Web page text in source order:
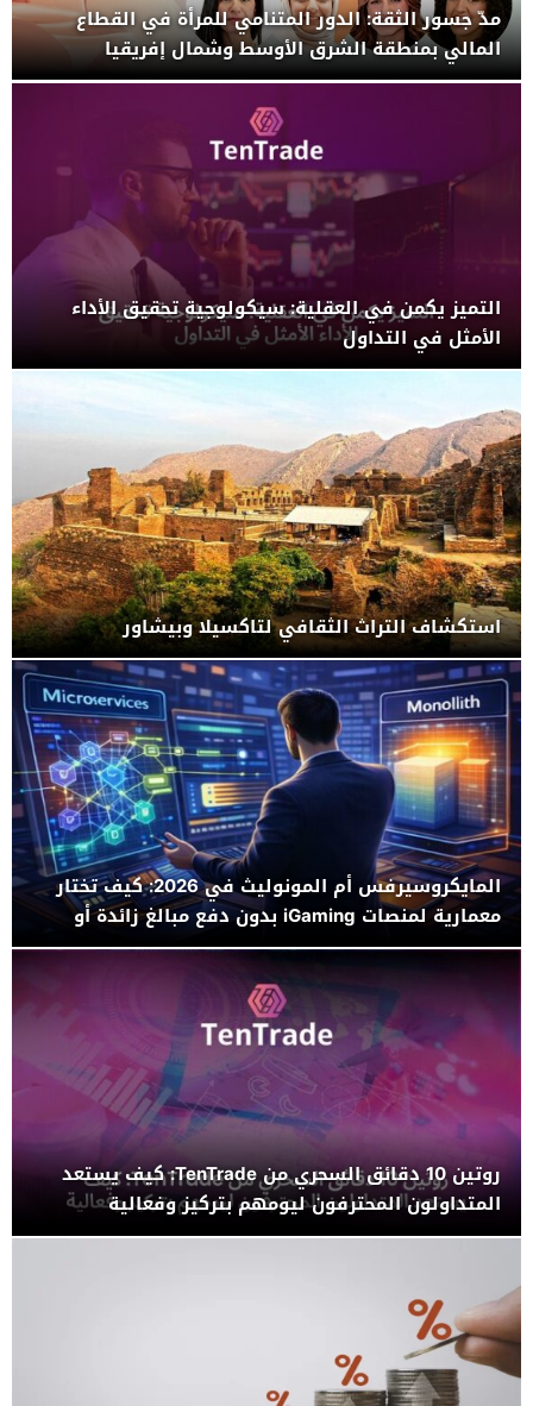
مدّ جسور الثقة: الدور المتنامي للمرأة في القطاع
المالي بمنطقة الشرق الأوسط وشمال إفريقيا
التميز يكمن في العقلية: سيكولوجية تحقيق الأداء
الأمثل في التداول
استكشاف التراث الثقافي لتاكسيلا وبيشاور
المايكروسيرفس أم المونوليث في 2026: كيف تختار
معمارية لمنصات iGaming بدون دفع مبالغ زائدة أو
إعادة بناء لا تنتهي
روتين 10 دقائق السحري من TenTrade: كيف يستعد
المتداولون المحترفون ليومهم بتركيز وفعالية